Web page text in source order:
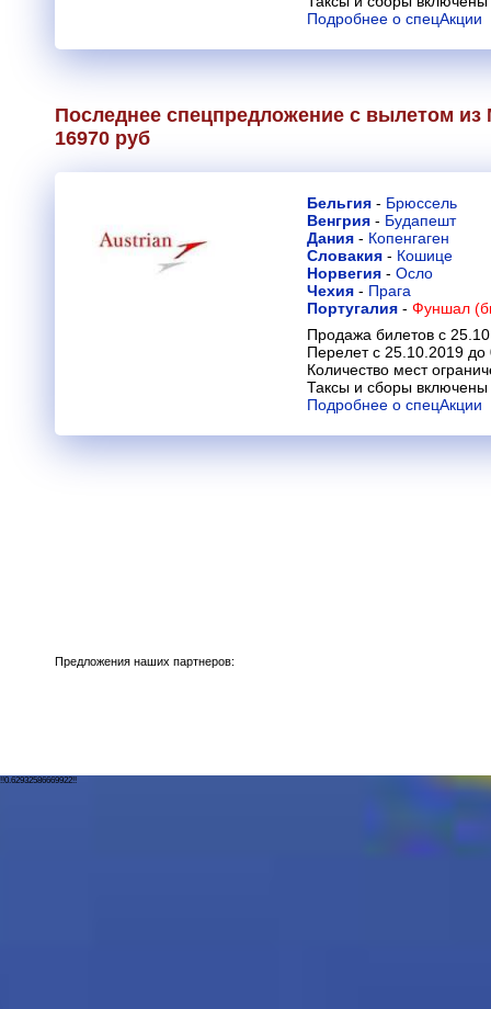
Подробнее о спецАкции
Последнее спецпредложение с вылетом
16970 руб
Бельгия - Брюссель
Венгрия - Будапешт
Дания - Копенгаген
Словакия - Кошице
Норвегия - Осло
Чехия - Прага
Португалия - Фуншал
Продажа билетов с
Перелет с 25.10.2019 до
Количество мест
Таксы и сборы включены
Подробнее о спецАкции
Предложения наших партнеров:
!!0.62932586669922!!